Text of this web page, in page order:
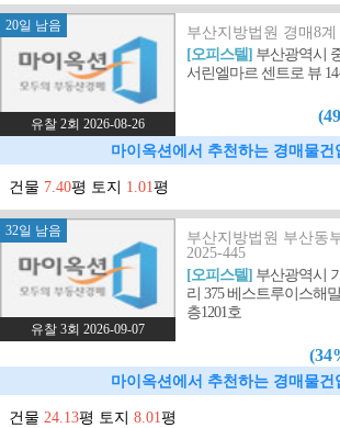
20일 남음
유찰 2회 2026-08-26
부산지방법원 경매8계
[오피스텔] 부산광역시
서린엘마르 센트로 뷰 14
마이옥션에서 추천하는 경매물건
건물 7.40평 토지 1.01평
32일 남음
유찰 3회 2026-09-07
부산지방법원 부산동
2025-445
[오피스텔] 부산광역시
리 375 베스트루이스해
층1201호
마이옥션에서 추천하는 경매물건
건물 24.13평 토지 8.01평